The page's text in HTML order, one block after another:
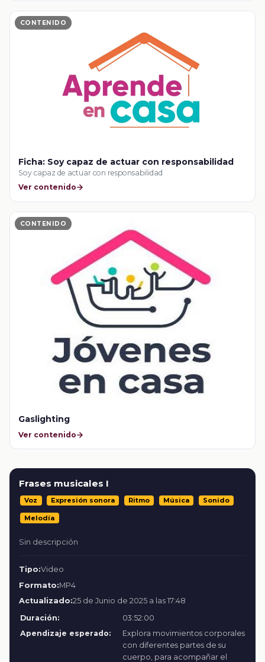
CONTENIDO
Ficha: Soy capaz de actuar con responsabilidad
Soy capaz de actuar con responsabilidad
Ver contenido
CONTENIDO
Gaslighting
Ver contenido
Frases musicales I
Voz Expresión sonora Ritmo Música Sonido
Melodía
Sin descripción
Tipo:Video
Formato:MP4
Actualizado:25 de Junio de 2025 a las 17:48
Duración:
03:52:00
Apendizaje esperado:
Explora movimientos corporales
con diferentes partes de su
cuerpo, para acompañar el